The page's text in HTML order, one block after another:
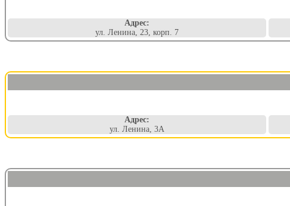
Адрес:
ул. Ленина, 23, корп. 7
Адрес:
ул. Ленина, 3А